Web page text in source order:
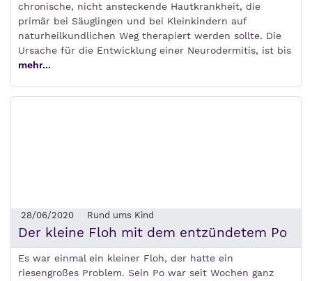
chronische, nicht ansteckende Hautkrankheit, die
primär bei Säuglingen und bei Kleinkindern auf
naturheilkundlichen Weg therapiert werden sollte. Die
Ursache für die Entwicklung einer Neurodermitis, ist bis
mehr...
28/06/2020 Rund ums Kind
Der kleine Floh mit dem entzündetem Po
Es war einmal ein kleiner Floh, der hatte ein
riesengroßes Problem. Sein Po war seit Wochen ganz